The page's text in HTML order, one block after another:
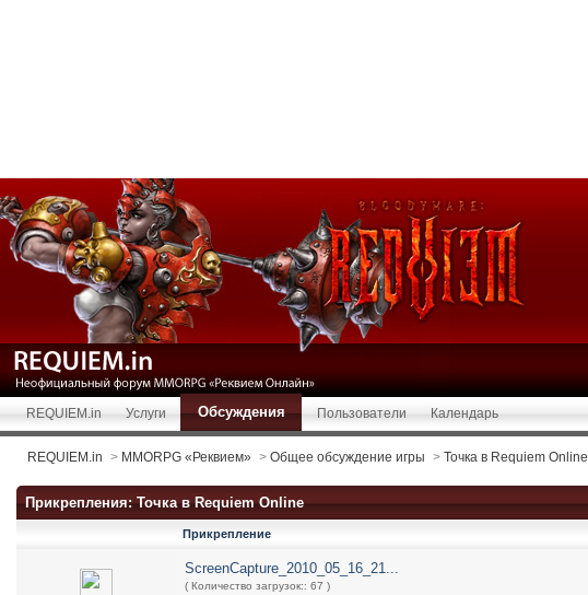
REQUIEM.in Услуги Обсуждения Пользователи Календарь
REQUIEM.in > MMORPG «Реквием» > Общее обсуждение игры > Точка в Requiem Online
Прикрепления: Точка в Requiem Online
Прикрепление
ScreenCapture_2010_05_16_21...
( Количество загрузок:: 67 )